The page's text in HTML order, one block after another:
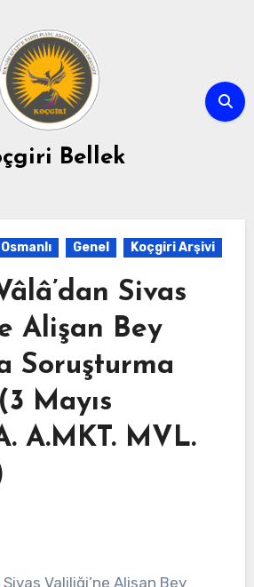
Bellek
Genel Koçgiri Arşivi
Sivas
Alişan Bey
Soruşturma
Mayıs
A.MKT. MVL.